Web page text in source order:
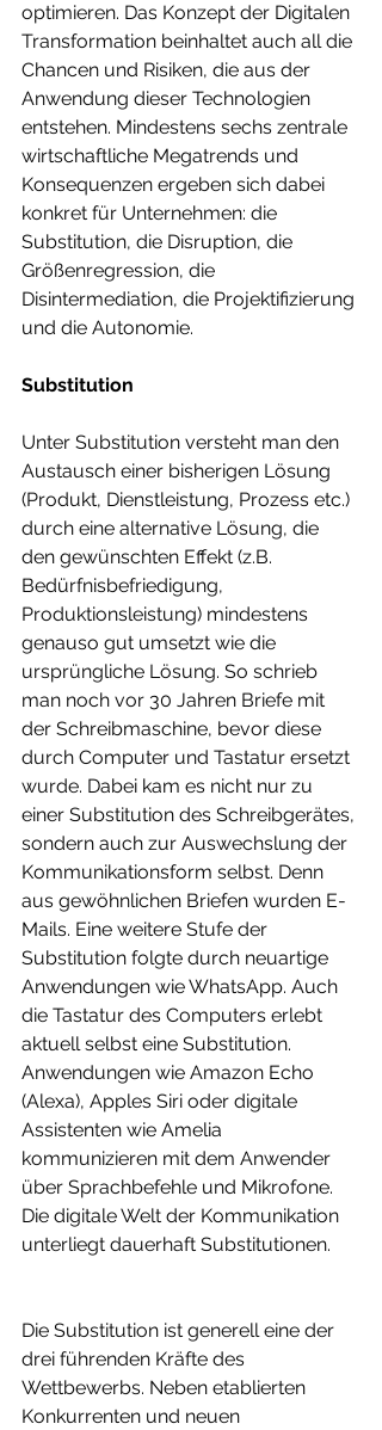
optimieren. Das Konzept der Digitalen
Transformation beinhaltet auch all die
Chancen und Risiken, die aus der
Anwendung dieser Technologien
entstehen. Mindestens sechs zentrale
wirtschaftliche Megatrends und
Konsequenzen ergeben sich dabei
konkret für Unternehmen: die
Substitution, die Disruption, die
Größenregression, die
Disintermediation, die Projektifizierung
und die Autonomie.
Substitution
Unter Substitution versteht man den
Austausch einer bisherigen Lösung
(Produkt, Dienstleistung, Prozess etc.)
durch eine alternative Lösung, die
den gewünschten Effekt (z.B.
Bedürfnisbefriedigung,
Produktionsleistung) mindestens
genauso gut umsetzt wie die
ursprüngliche Lösung. So schrieb
man noch vor 30 Jahren Briefe mit
der Schreibmaschine, bevor diese
durch Computer und Tastatur ersetzt
wurde. Dabei kam es nicht nur zu
einer Substitution des Schreibgerätes,
sondern auch zur Auswechslung der
Kommunikationsform selbst. Denn
aus gewöhnlichen Briefen wurden E-
Mails. Eine weitere Stufe der
Substitution folgte durch neuartige
Anwendungen wie WhatsApp. Auch
die Tastatur des Computers erlebt
aktuell selbst eine Substitution.
Anwendungen wie Amazon Echo
(Alexa), Apples Siri oder digitale
Assistenten wie Amelia
kommunizieren mit dem Anwender
über Sprachbefehle und Mikrofone.
Die digitale Welt der Kommunikation
unterliegt dauerhaft Substitutionen.
Die Substitution ist generell eine der
drei führenden Kräfte des
Wettbewerbs. Neben etablierten
Konkurrenten und neuen